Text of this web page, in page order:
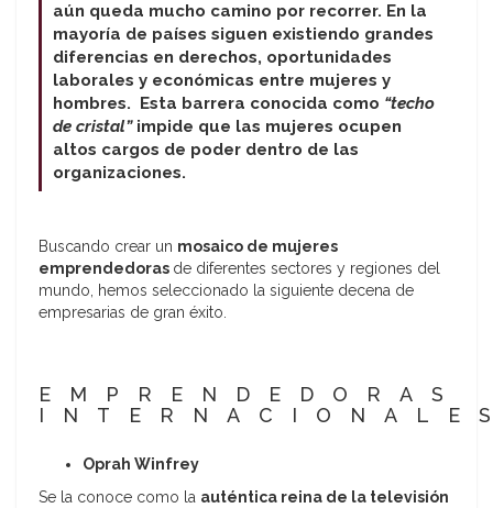
aún queda mucho camino por recorrer. En la
mayoría de países siguen existiendo grandes
diferencias en derechos, oportunidades
laborales y económicas entre mujeres y
hombres. Esta barrera conocida como “techo
de cristal”impide que las mujeres ocupen
altos cargos de poder dentro de las
organizaciones.
Buscando crear un mosaico de mujeres
emprendedoras de diferentes sectores y regiones del
mundo, hemos seleccionado la siguiente decena de
empresarias de gran éxito.
EMPRENDEDORAS
Oprah Winfrey
Se la conoce como la auténtica reina de la televisión